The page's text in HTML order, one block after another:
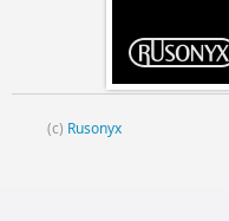
(c) Rusonyx